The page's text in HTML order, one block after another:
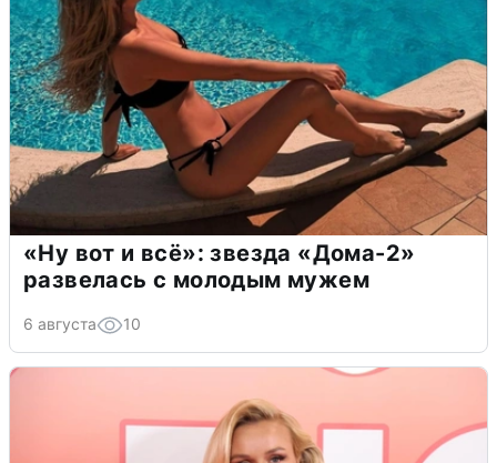
«Ну вот и всё»: звезда «Дома-2»
развелась с молодым мужем
6 августа 10